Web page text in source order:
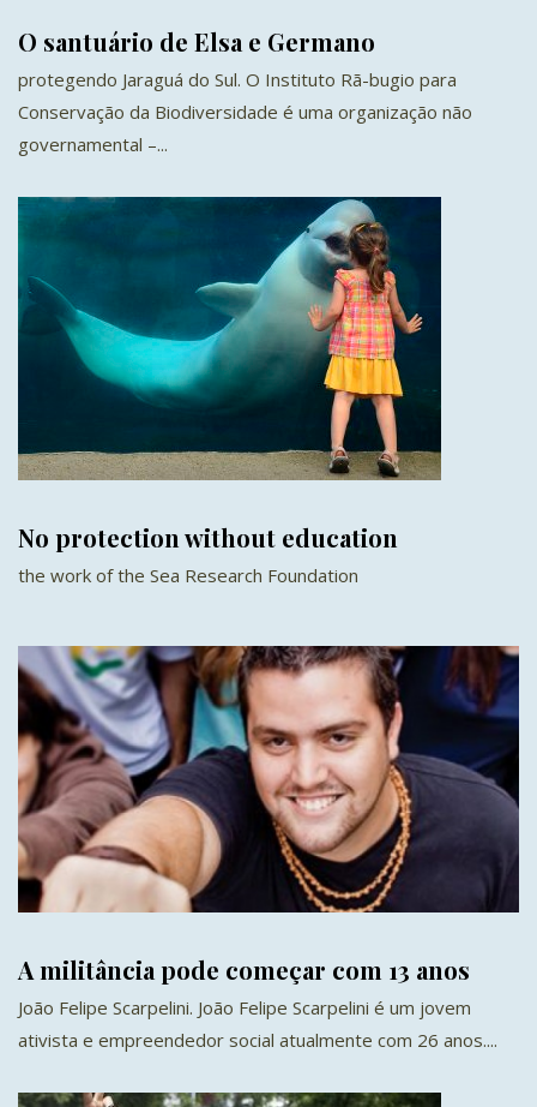
O santuário de Elsa e Germano
protegendo Jaraguá do Sul. O Instituto Rã-bugio para
Conservação da Biodiversidade é uma organização não
governamental –...
No protection without education
the work of the Sea Research Foundation
A militância pode começar com 13 anos
João Felipe Scarpelini. João Felipe Scarpelini é um jovem
ativista e empreendedor social atualmente com 26 anos....